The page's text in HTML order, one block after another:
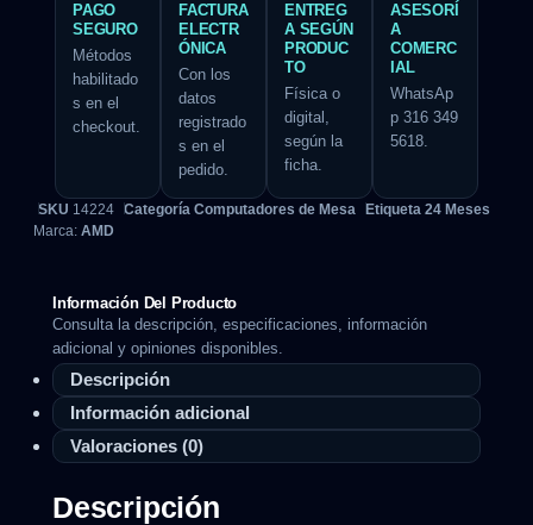
PAGO
SEGURO
Métodos
habilitado
s en el
checkout.
FACTURA
ELECTR
ÓNICA
Con los
datos
registrado
s en el
pedido.
ENTREG
A SEGÚN
PRODUC
TO
Física o
digital,
según la
ficha.
ASESORÍ
A
COMERC
IAL
WhatsAp
p 316 349
5618.
SKU 14224 Categoría Computadores de Mesa Etiqueta 24 Meses
Marca: AMD
Información Del Producto
Consulta la descripción, especificaciones, información
adicional y opiniones disponibles.
Descripción
Información adicional
Valoraciones (0)
Descripción